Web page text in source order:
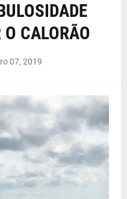
CALORÃO
07, 2019